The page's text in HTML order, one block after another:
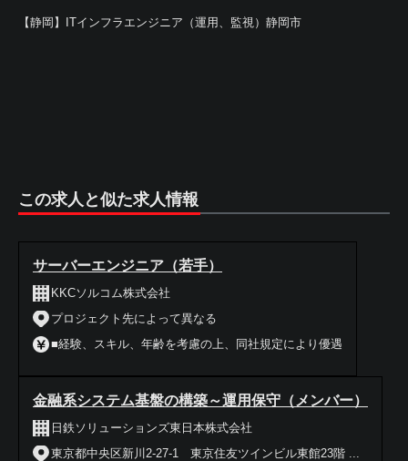
【静岡】ITインフラエンジニア（運用、監視）静岡市
この求人と似た求人情報
サーバーエンジニア（若手）
KKCソルコム株式会社
プロジェクト先によって異なる
■経験、スキル、年齢を考慮の上、同社規定により優遇
金融系システム基盤の構築～運用保守（メンバー）
日鉄ソリューションズ東日本株式会社
東京都中央区新川2-27-1 東京住友ツインビル東館23階 ...